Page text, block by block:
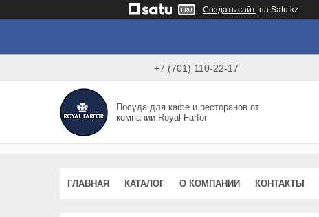
Создать сайт на Satu.kz
+7 (701) 110-22-17
Посуда для кафе и ресторанов от
компании Royal Farfor
ГЛАВНАЯ КАТАЛОГ О КОМПАНИИ КОНТАКТЫ